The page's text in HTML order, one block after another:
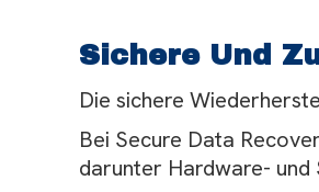
Sichere Und
Die sichere
Bei Secure Data
darunter Hardware-